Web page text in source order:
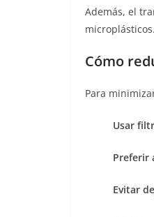
Además, el
microplásticos.
Cómo
Para
Usar
Preferir
Evitar